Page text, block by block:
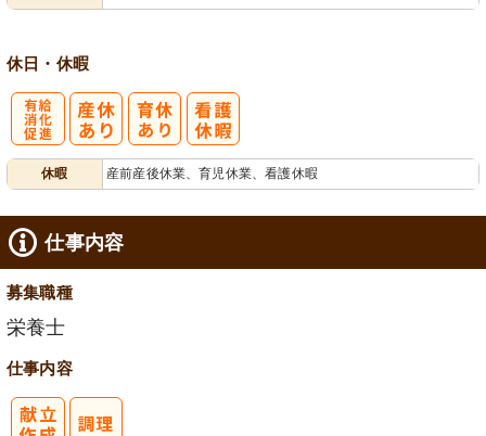
休日・休暇
休暇 産前産後休業、育児休業、看護休暇
仕事内容
募集職種
栄養士
仕事内容